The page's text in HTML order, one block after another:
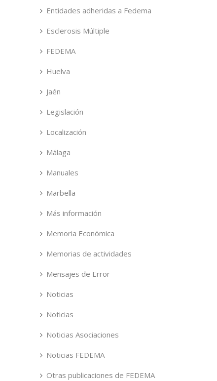
Entidades adheridas a Fedema
Esclerosis Múltiple
FEDEMA
Huelva
Jaén
Legislación
Localización
Málaga
Manuales
Marbella
Más información
Memoria Económica
Memorias de actividades
Mensajes de Error
Noticias
Noticias
Noticias Asociaciones
Noticias FEDEMA
Otras publicaciones de FEDEMA